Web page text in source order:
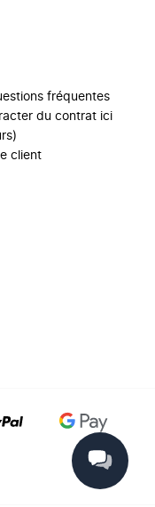
fréquentes
du contrat ici
client